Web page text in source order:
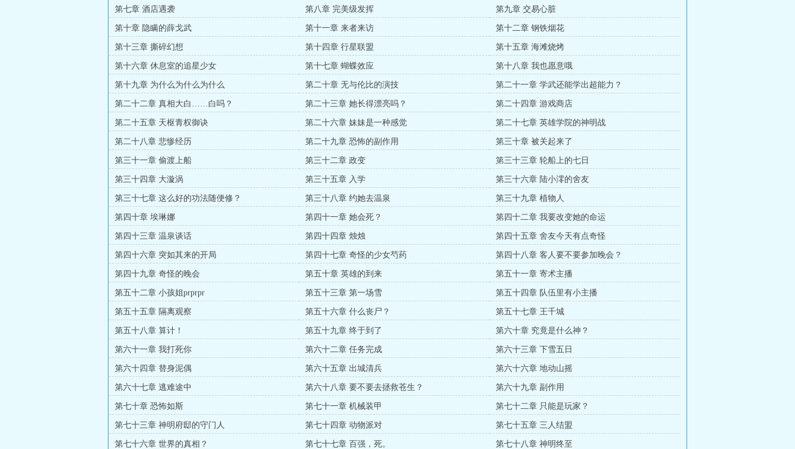
第七章 酒店遇袭 第八章 完美级发挥 第九章 交易心脏
第十章 隐瞒的薛戈武 第十一章 来者来访 第十二章 钢铁烟花
第十三章 撕碎幻想 第十四章 行星联盟 第十五章 海滩烧烤
第十六章 休息室的追星少女 第十七章 蝴蝶效应 第十八章 我也愿意哦
第十九章 为什么为什么为什么 第二十章 无与伦比的演技 第二十一章 学武还能学出超能力？
第二十二章 真相大白……白吗？ 第二十三章 她长得漂亮吗？ 第二十四章 游戏商店
第二十五章 天枢青权御诀 第二十六章 妹妹是一种感觉 第二十七章 英雄学院的神明战
第二十八章 悲惨经历 第二十九章 恐怖的副作用 第三十章 被关起来了
第三十一章 偷渡上船 第三十二章 政变 第三十三章 轮船上的七日
第三十四章 大漩涡 第三十五章 入学 第三十六章 陆小澪的舍友
第三十七章 这么好的功法随便修？ 第三十八章 约她去温泉 第三十九章 植物人
第四十章 埃琳娜 第四十一章 她会死？ 第四十二章 我要改变她的命运
第四十三章 温泉谈话 第四十四章 烛烛 第四十五章 舍友今天有点奇怪
第四十六章 突如其来的开局 第四十七章 奇怪的少女芍药 第四十八章 客人要不要参加晚会？
第四十九章 奇怪的晚会 第五十章 英雄的到来 第五十一章 寄术主播
第五十二章 小孩姐prprpr 第五十三章 第一场雪 第五十四章 队伍里有小主播
第五十五章 隔离观察 第五十六章 什么丧尸？ 第五十七章 王千城
第五十八章 算计！ 第五十九章 终于到了 第六十章 究竟是什么神？
第六十一章 我打死你 第六十二章 任务完成 第六十三章 下雪五日
第六十四章 替身泥偶 第六十五章 出城清兵 第六十六章 地动山摇
第六十七章 逃难途中 第六十八章 要不要去拯救苍生？ 第六十九章 副作用
第七十章 恐怖如斯 第七十一章 机械装甲 第七十二章 只能是玩家？
第七十三章 神明府邸的守门人 第七十四章 动物派对 第七十五章 三人结盟
第七十六章 世界的真相？ 第七十七章 百强，死。 第七十八章 神明终至